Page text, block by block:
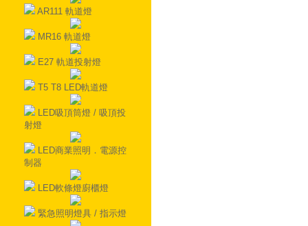
AR111 軌道燈
MR16 軌道燈
E27 軌道投射燈
T5 T8 LED軌道燈
LED吸頂筒燈 / 吸頂投
射燈
LED商業照明．電源控
制器
LED軟條燈廚櫃燈
緊急照明燈具 / 指示燈